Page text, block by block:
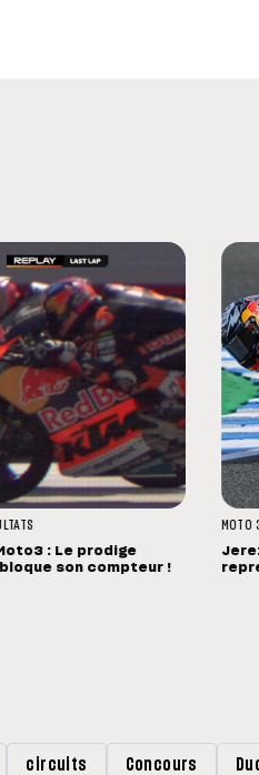
: Le prodige
son compteur !
MOTO
circuits Concours